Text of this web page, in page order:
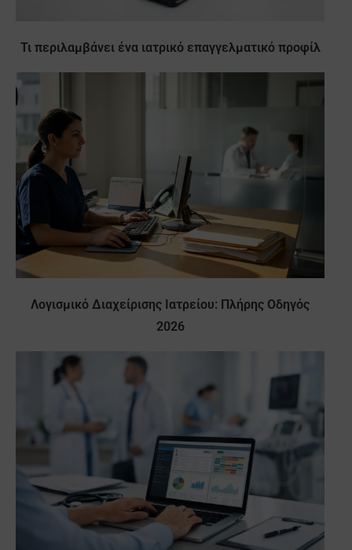
Τι περιλαμβάνει ένα ιατρικό επαγγελματικό προφίλ
Λογισμικό Διαχείρισης Ιατρείου: Πλήρης Οδηγός
2026